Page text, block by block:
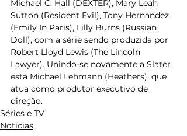
Michael C. Hall (DEXTER), Mary Leah
Sutton (Resident Evil), Tony Hernandez
(Emily In Paris), Lilly Burns (Russian
Doll), com a série sendo produzida por
Robert Lloyd Lewis (The Lincoln
Lawyer). Unindo-se novamente a Slater
está Michael Lehmann (Heathers), que
atua como produtor executivo de
direção.
Séries e TV
Notícias